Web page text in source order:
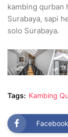
kambing qurban
Surabaya, sapi
solo Surabaya.
Tags: Kambing
Facebook